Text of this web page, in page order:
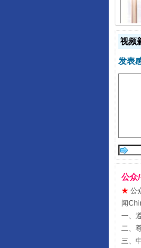
视频
发表
公众
★ 公
闻
一、
二、
三、